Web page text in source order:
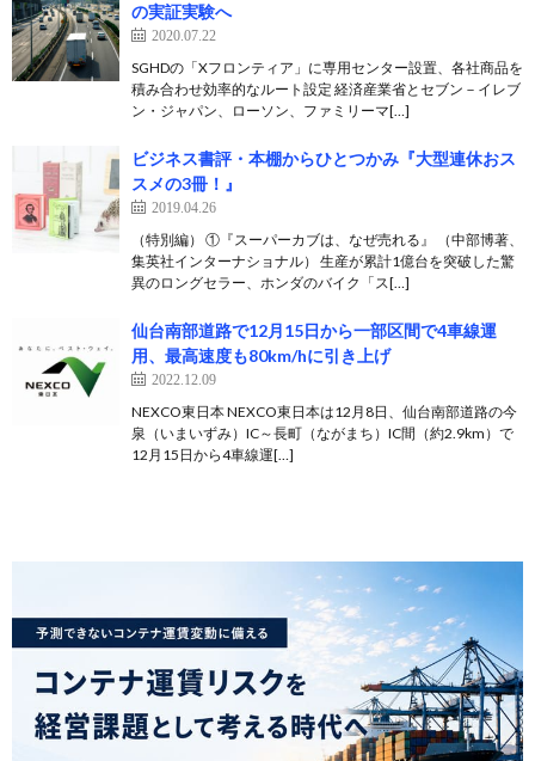
の実証実験へ
2020.07.22
SGHDの「Xフロンティア」に専用センター設置、各社商品を
積み合わせ効率的なルート設定 経済産業省とセブン－イレブ
ン・ジャパン、ローソン、ファミリーマ[…]
ビジネス書評・本棚からひとつかみ『大型連休おス
スメの3冊！』
2019.04.26
（特別編） ①『スーパーカブは、なぜ売れる』 （中部博著、
集英社インターナショナル） 生産が累計1億台を突破した驚
異のロングセラー、ホンダのバイク「ス[…]
仙台南部道路で12月15日から一部区間で4車線運
用、最高速度も80km/hに引き上げ
2022.12.09
NEXCO東日本 NEXCO東日本は12月8日、仙台南部道路の今
泉（いまいずみ）IC～長町（ながまち）IC間（約2.9km）で
12月15日から4車線運[…]